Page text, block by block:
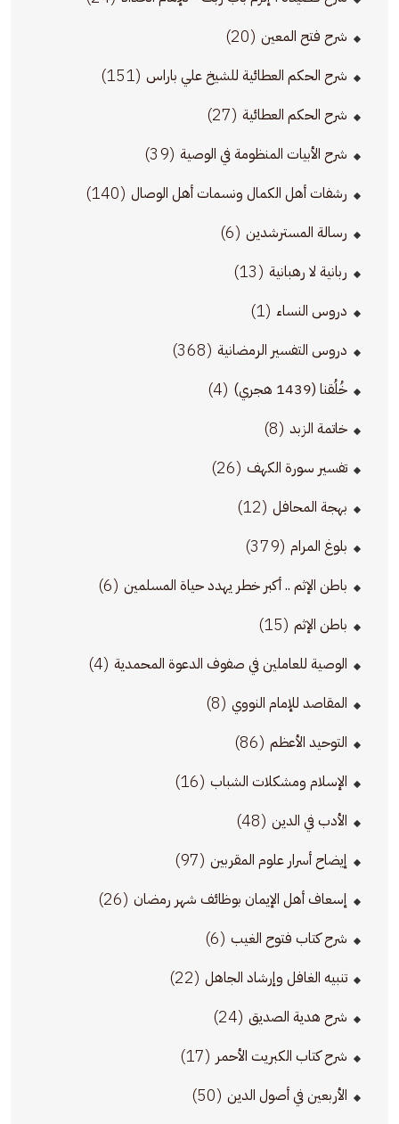
شرح فتح المعين (20)
شرح الحكم العطائية للشيخ علي باراس (151)
شرح الحكم العطائية (27)
شرح الأبيات المنظومة في الوصية (39)
رشفات أهل الكمال ونسمات أهل الوصال (140)
رسالة المسترشدين (6)
ربانية لا رهبانية (13)
دروس النساء (1)
دروس التفسير الرمضانية (368)
خُلُقنا (1439 هجري) (4)
خاتمة الزبد (8)
تفسير سورة الكهف (26)
بهجة المحافل (12)
بلوغ المرام (379)
باطن الإثم .. أكبر خطر يهدد حياة المسلمين (6)
باطن الإثم (15)
الوصية للعاملين في صفوف الدعوة المحمدية (4)
المقاصد للإمام النووي (8)
التوحيد الأعظم (86)
الإسلام ومشكلات الشباب (16)
الأدب في الدين (48)
إيضاح أسرار علوم المقربين (97)
إسعاف أهل الإيمان بوظائف شهر رمضان (26)
شرح كتاب فتوح الغيب (6)
تنبيه الغافل وإرشاد الجاهل (22)
شرح هدية الصديق (24)
شرح كتاب الكبريت الأحمر (17)
الأربعين في أصول الدين (50)